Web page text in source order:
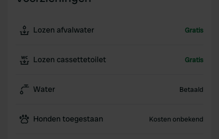
Lozen afvalwater Gratis
Lozen cassettetoilet Gratis
Water Betaald
Honden toegestaan Kosten onbekend